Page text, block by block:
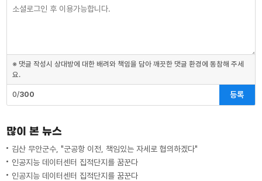
※ 댓글 작성시 상대방에 대한 배려와 책임을 담아 깨끗한 댓글 환경에 동참해 주세
요.
0/300 등록
많이 본 뉴스
김산 무안군수, "군공항 이전, 책임있는 자세로 협의하겠다"
인공지능 데이터센터 집적단지를 꿈꾼다
인공지능 데이터센터 집적단지를 꿈꾼다